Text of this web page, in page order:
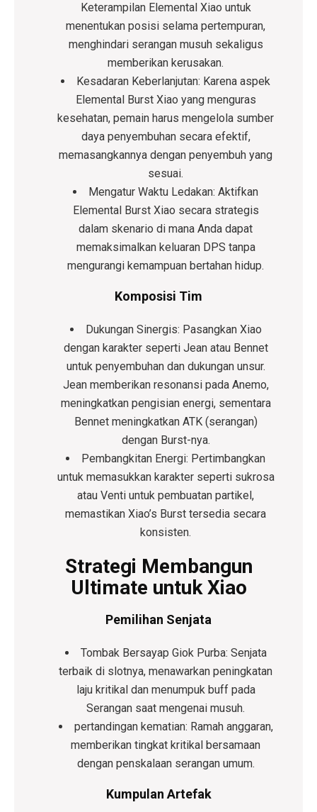
Keterampilan Elemental Xiao untuk
menentukan posisi selama pertempuran,
menghindari serangan musuh sekaligus
memberikan kerusakan.
Kesadaran Keberlanjutan: Karena aspek
Elemental Burst Xiao yang menguras
kesehatan, pemain harus mengelola sumber
daya penyembuhan secara efektif,
memasangkannya dengan penyembuh yang
sesuai.
Mengatur Waktu Ledakan: Aktifkan
Elemental Burst Xiao secara strategis
dalam skenario di mana Anda dapat
memaksimalkan keluaran DPS tanpa
mengurangi kemampuan bertahan hidup.
Komposisi Tim
Dukungan Sinergis: Pasangkan Xiao
dengan karakter seperti Jean atau Bennet
untuk penyembuhan dan dukungan unsur.
Jean memberikan resonansi pada Anemo,
meningkatkan pengisian energi, sementara
Bennet meningkatkan ATK (serangan)
dengan Burst-nya.
Pembangkitan Energi: Pertimbangkan
untuk memasukkan karakter seperti sukrosa
atau Venti untuk pembuatan partikel,
memastikan Xiao’s Burst tersedia secara
konsisten.
Strategi Membangun
Ultimate untuk Xiao
Pemilihan Senjata
Tombak Bersayap Giok Purba: Senjata
terbaik di slotnya, menawarkan peningkatan
laju kritikal dan menumpuk buff pada
Serangan saat mengenai musuh.
pertandingan kematian: Ramah anggaran,
memberikan tingkat kritikal bersamaan
dengan penskalaan serangan umum.
Kumpulan Artefak